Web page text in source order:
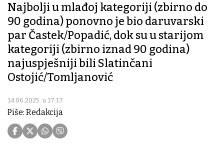
Najbolji u mlađoj kategoriji (zbirno do
90 godina) ponovno je bio daruvarski
par Častek/Popadić, dok su u starijom
kategoriji (zbirno iznad 90 godina)
najuspješniji bili Slatinčani
Ostojić/Tomljanović
14.06.2025. u 17:17
Piše: Redakcija